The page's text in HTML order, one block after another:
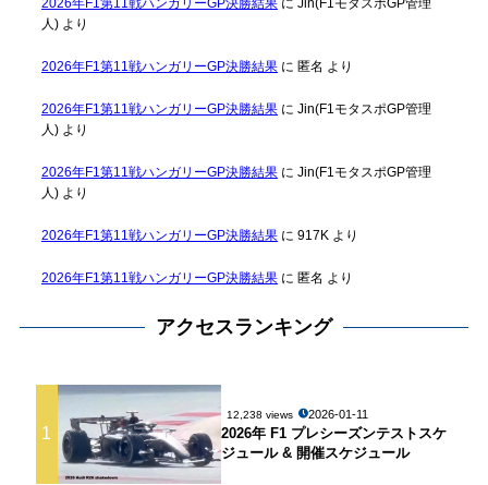
人)より
2026年F1第11戦ハンガリーGP決勝結果に 匿名 より
2026年F1第11戦ハンガリーGP決勝結果に Jin(F1モタスポGP管理
人)より
2026年F1第11戦ハンガリーGP決勝結果に Jin(F1モタスポGP管理
人)より
2026年F1第11戦ハンガリーGP決勝結果に 917K より
2026年F1第11戦ハンガリーGP決勝結果に 匿名 より
アクセスランキング
1
12,238 views 2026-01-11
2026年 F1 プレシーズンテストスケ
ジュール & 開催スケジュール